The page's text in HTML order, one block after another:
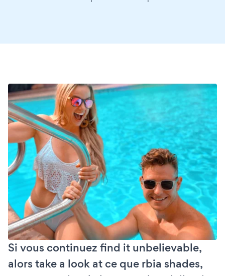
Si vous continuez find it unbelievable,
alors take a look at ce que rbia shades,